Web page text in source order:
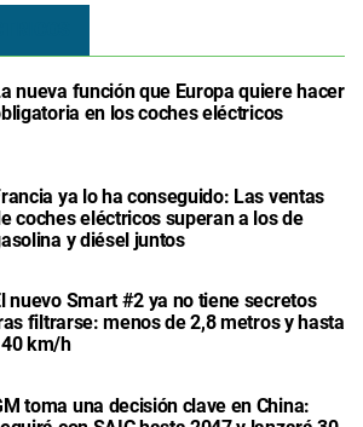
nueva función que Europa quiere hacer
en los coches eléctricos
ya lo ha conseguido: Las ventas
coches eléctricos superan a los de
y diésel juntos
nuevo Smart #2 ya no tiene secretos
filtrarse: menos de 2,8 metros y hasta
km/h
toma una decisión clave en China: